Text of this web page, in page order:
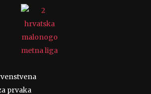
prvaka